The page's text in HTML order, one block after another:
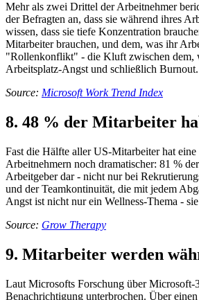
Mehr als zwei Drittel der Arbeitnehmer
der Befragten an, dass sie während ihres
wissen, dass sie tiefe Konzentration
Mitarbeiter brauchen, und dem, was ihr
"Rollenkonflikt" - die Kluft zwischen dem,
Arbeitsplatz-Angst und schließlich Burnout.
Source: Microsoft Work Trend Index
8. 48 % der Mitarbeiter
Fast die Hälfte aller US-Mitarbeiter hat
Arbeitnehmern noch dramatischer: 81 %
Arbeitgeber dar - nicht nur bei
und der Teamkontinuität, die mit jedem
Angst ist nicht nur ein Wellness-Thema -
Source: Grow Therapy
9. Mitarbeiter werden
Laut Microsofts Forschung über
Benachrichtigung unterbrochen. Über